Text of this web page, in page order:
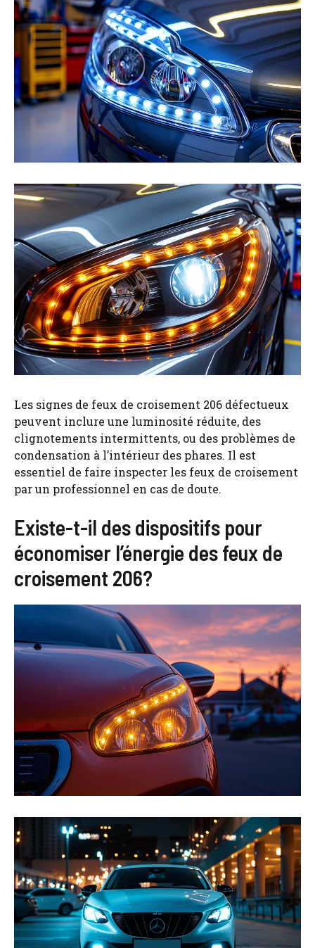
Les signes de feux de croisement 206 défectueux
peuvent inclure une luminosité réduite, des
clignotements intermittents, ou des problèmes de
condensation à l’intérieur des phares. Il est
essentiel de faire inspecter les feux de croisement
par un professionnel en cas de doute.
Existe-t-il des dispositifs pour
économiser l’énergie des feux de
croisement 206?